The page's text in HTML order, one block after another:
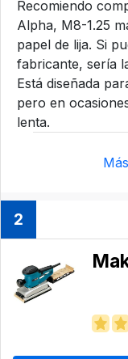
Recomiendo
Alpha, M8-1.25
papel de lija. Si
fabricante, sería
Está diseñada
pero en
lenta.
2